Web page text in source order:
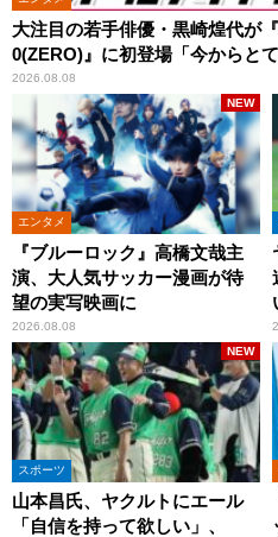
大注目の若手俳優・黒崎煌代が
0(ZERO)』に初登場「今からと
2026.08.08
エンタメ
『ブルーロック』高橋文哉主
演、大人気サッカー漫画が待
望の実写映画に
2026.08.08
NEW
スポーツ
山本昌氏、ヤクルトにエール
「自信を持って欲しい」、
NEW